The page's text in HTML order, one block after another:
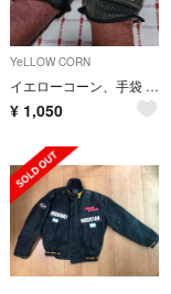
YeLLOW CORN
イエローコーン、手袋 中古品
¥ 1,050